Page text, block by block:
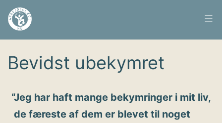
Fortsæt
Arbejdsglæde
Udgivet
Bevidst ubekymret
Jeg har haft mange bekymringer i mit liv,
de færeste af dem er blevet til noget